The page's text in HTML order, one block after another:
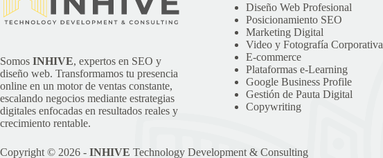
Somos INHIVE, expertos en SEO y
diseño web. Transformamos tu presencia
online en un motor de ventas constante,
escalando negocios mediante estrategias
digitales enfocadas en resultados reales y
crecimiento rentable.
Diseño Web Profesional
Posicionamiento SEO
Marketing Digital
Video y Fotografía Corporativa
E-commerce
Plataformas e-Learning
Google Business Profile
Gestión de Pauta Digital
Copywriting
Copyright © 2026 - INHIVE Technology Development & Consulting